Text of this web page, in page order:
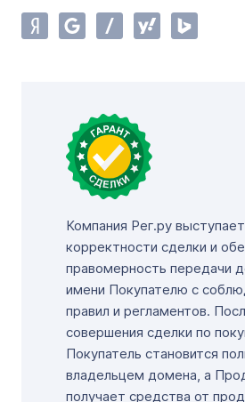
Компания Рег.ру
корректности сделки и
правомерность передачи
имени Покупателю с
правил и регламентов.
совершения сделки по
Покупатель становится
владельцем домена, а
получает средства от